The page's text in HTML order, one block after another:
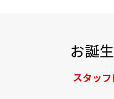
お誕
スタッ